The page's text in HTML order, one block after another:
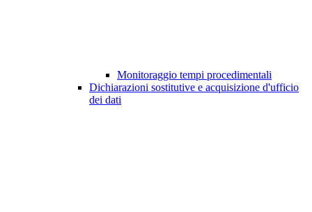
Monitoraggio tempi procedimentali
Dichiarazioni sostitutive e acquisizione d'ufficio
dei dati